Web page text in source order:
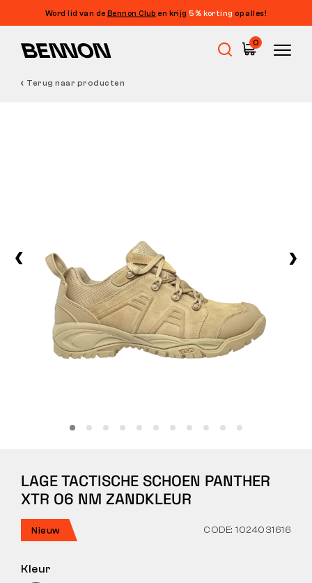
Word lid van de Bennon Club en krijg 5% korting op alles!
0
Vrijetijdsschoenen
Tactical
OVER ONS
BENNON-LABORATORIUM
Terug naar producten
LAGE TACTISCHE SCHOEN PANTHER
XTR O6 NM ZANDKLEUR
Nieuw CODE: 1024031616
Kleur